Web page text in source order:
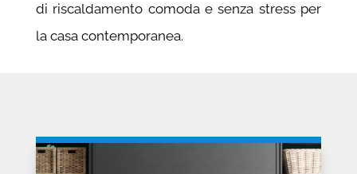
di riscaldamento comoda e senza stress per
la casa contemporanea.